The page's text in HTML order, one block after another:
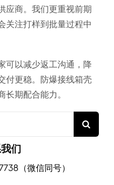
应商。我们更重视前期
关注打样到批量过程中
可以减少返工沟通，降
付更稳。防爆接线箱壳
期配合能力。
们
（微信同号）